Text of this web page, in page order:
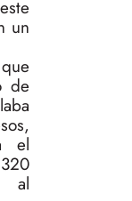
un
de
el
al